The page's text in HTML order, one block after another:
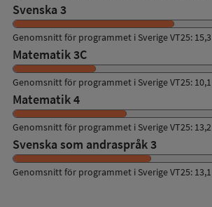
Svenska 3
Genomsnitt för programmet i Sverige VT25: 15,3
Matematik 3C
Genomsnitt för programmet i Sverige VT25: 10,1
Matematik 4
Genomsnitt för programmet i Sverige VT25: 13,2
Svenska som andraspråk 3
Genomsnitt för programmet i Sverige VT25: 13,1